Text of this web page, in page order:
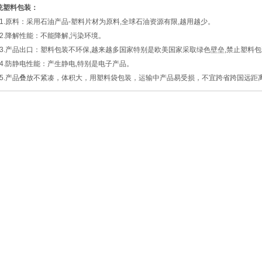
塑料包装：
料：采用石油产品-塑料片材为原料,全球石油资源有限,越用越少。
解性能：不能降解,污染环境。
品出口：塑料包装不环保,越来越多国家特别是欧美国家采取绿色壁垒,禁止塑料包
静电性能：产生静电,特别是电子产品。
品叠放不紧凑，体积大，用塑料袋包装，运输中产品易受损，不宜跨省跨国远距离